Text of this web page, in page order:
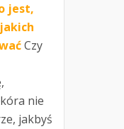
jest,
Czy
nie
jakbyś